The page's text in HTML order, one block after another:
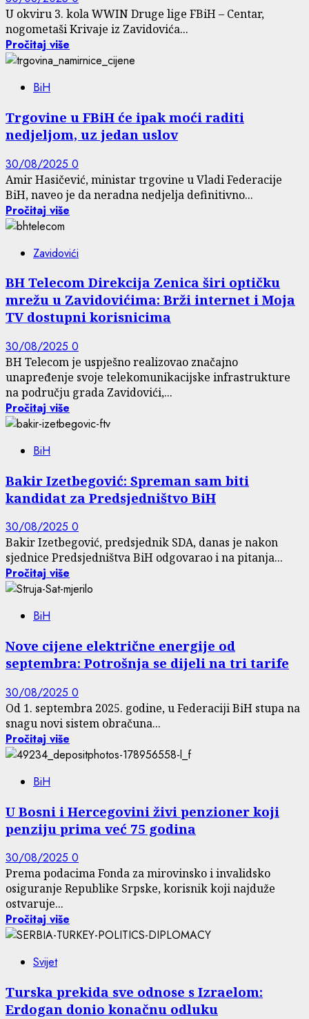
U okviru 3. kola WWIN Druge lige FBiH – Centar,
nogometaši Krivaje iz Zavidovića...
Pročitaj više
BiH
Trgovine u FBiH će ipak moći raditi
nedjeljom, uz jedan uslov
30/08/2025 0
Amir Hasičević, ministar trgovine u Vladi Federacije
BiH, naveo je da neradna nedjelja definitivno...
Pročitaj više
Zavidovići
BH Telecom Direkcija Zenica širi optičku
mrežu u Zavidovićima: Brži internet i Moja
TV dostupni korisnicima
30/08/2025 0
BH Telecom je uspješno realizovao značajno
unapređenje svoje telekomunikacijske infrastrukture
na području grada Zavidovići,...
Pročitaj više
BiH
Bakir Izetbegović: Spreman sam biti
kandidat za Predsjedništvo BiH
30/08/2025 0
Bakir Izetbegović, predsjednik SDA, danas je nakon
sjednice Predsjedništva BiH odgovarao i na pitanja...
Pročitaj više
BiH
Nove cijene električne energije od
septembra: Potrošnja se dijeli na tri tarife
30/08/2025 0
Od 1. septembra 2025. godine, u Federaciji BiH stupa na
snagu novi sistem obračuna...
Pročitaj više
BiH
U Bosni i Hercegovini živi penzioner koji
penziju prima već 75 godina
30/08/2025 0
Prema podacima Fonda za mirovinsko i invalidsko
osiguranje Republike Srpske, korisnik koji najduže
ostvaruje...
Pročitaj više
Svijet
Turska prekida sve odnose s Izraelom:
Erdogan donio konačnu odluku